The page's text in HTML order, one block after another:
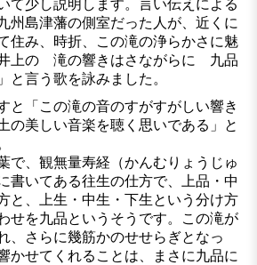
て少し説明します。言い伝えによる
州島津藩の側室だった人が、近くに
住み、時折、この滝の浄らかさに魅
上の 滝の響きはさながらに 九品
と言う歌を詠みました。
と「この滝の音のすがすがしい響き
の美しい音楽を聴く思いである」と
で、観無量寿経（かんむりょうじゅ
書いてある往生の仕方で、上品・中
と、上生・中生・下生という分け方
せを九品というそうです。この滝が
、さらに幾筋かのせせらぎとなっ
かせてくれることは、まさに九品に